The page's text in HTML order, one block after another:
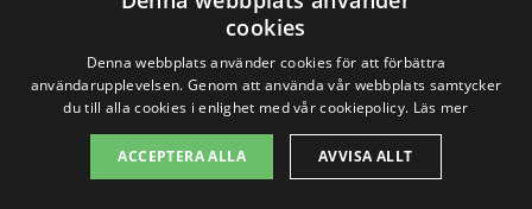
Sölvesborg
Olofström
Kyrkhult
cookies
Denna webbplats använder cookies för att förbättra
användarupplevelsen. Genom att använda vår webbplats samtycker
du till alla cookies i enlighet med vår cookiepolicy. Läs mer
ACCEPTERA ALLA AVVISA ALLT